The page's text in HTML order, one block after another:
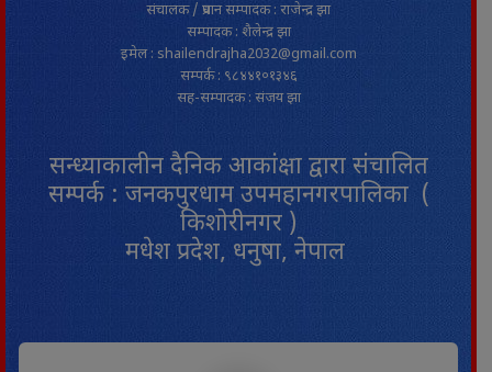
संचालक / प्रधान सम्पादक : राजेन्द्र झा
सम्पादक : शैलेन्द्र झा
इमेल : shailendrajha2032@gmail.com
सम्पर्क : ९८४४१०१३४६
सह-सम्पादक : संजय झा
सन्ध्याकालीन दैनिक आकांक्षा द्वारा संचालित
सम्पर्क : जनकपुरधाम उपमहानगरपालिका (
किशोरीनगर )
मधेश प्रदेश, धनुषा, नेपाल